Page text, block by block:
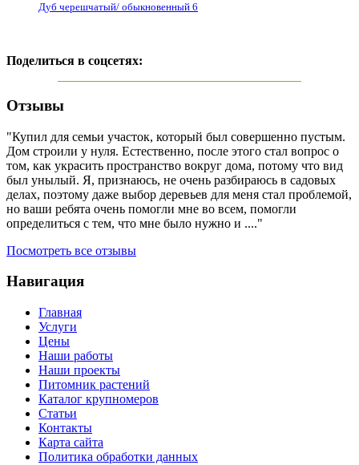
Дуб черешчатый/ обыкновенный 6
Поделиться в соцсетях:
Отзывы
"Купил для семьи участок, который был совершенно пустым.
Дом строили у нуля. Естественно, после этого стал вопрос о
том, как украсить пространство вокруг дома, потому что вид
был унылый. Я, признаюсь, не очень разбираюсь в садовых
делах, поэтому даже выбор деревьев для меня стал проблемой,
но ваши ребята очень помогли мне во всем, помогли
определиться с тем, что мне было нужно и ...."
Посмотреть все отзывы
Навигация
Главная
Услуги
Цены
Наши работы
Наши проекты
Питомник растений
Каталог крупномеров
Статьи
Контакты
Карта сайта
Политика обработки данных